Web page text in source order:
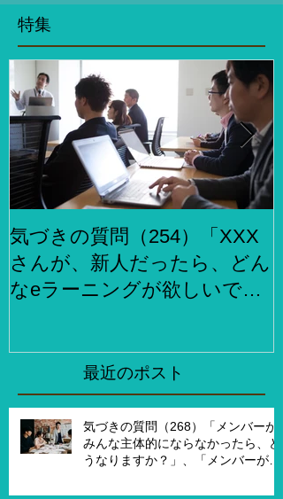
特集
気づきの質問（254）「XXX
さんが、新人だったら、どん
なeラーニングが欲しいです
のですか？」最近のポスト
気づきの質問（268）「メンバーが
みんな主体的にならなかったら、ど
うなりますか？」、「メンバーが主
を実現したいですか？」、「XXさん